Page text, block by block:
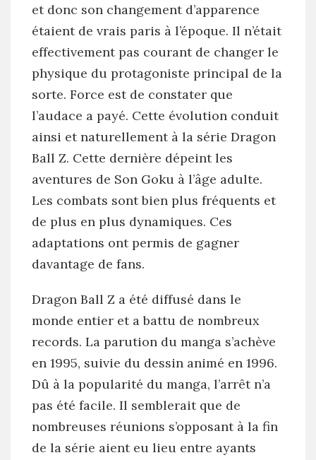
et donc son changement d’apparence
étaient de vrais paris à l’époque. Il n’était
effectivement pas courant de changer le
physique du protagoniste principal de la
sorte. Force est de constater que
l’audace a payé. Cette évolution conduit
ainsi et naturellement à la série Dragon
Ball Z. Cette dernière dépeint les
aventures de Son Goku à l’âge adulte.
Les combats sont bien plus fréquents et
de plus en plus dynamiques. Ces
adaptations ont permis de gagner
davantage de fans.
Dragon Ball Z a été diffusé dans le
monde entier et a battu de nombreux
records. La parution du manga s’achève
en 1995, suivie du dessin animé en 1996.
Dû à la popularité du manga, l’arrêt n’a
pas été facile. Il semblerait que de
nombreuses réunions s’opposant à la fin
de la série aient eu lieu entre ayants